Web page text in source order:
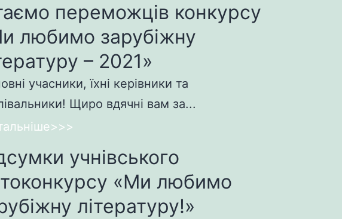
переможців конкурсу
любимо зарубіжну
– 2021»
учасники, їхні керівники та
Щиро вдячні вам за...
учнівського
«Ми любимо
літературу!»